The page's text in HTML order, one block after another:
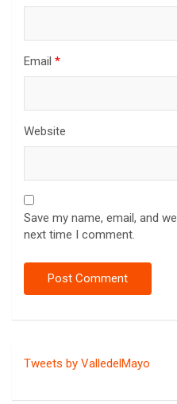
Email *
Website
Save my name, email, and
next time I comment.
Tweets by ValledelMayo